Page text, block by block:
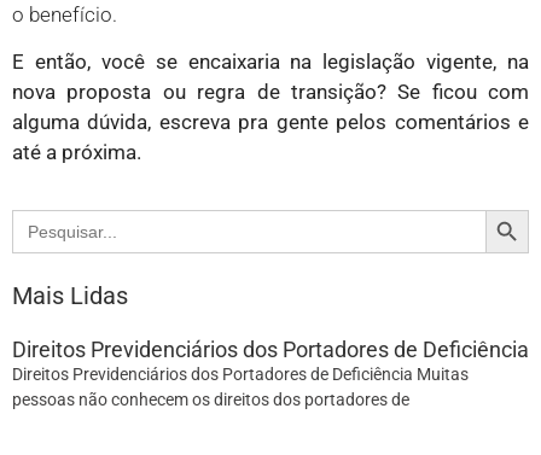
o benefício.
E então, você se encaixaria na legislação vigente, na
nova proposta ou regra de transição? Se ficou com
alguma dúvida, escreva pra gente pelos comentários e
até a próxima.
Search
for:
Mais Lidas
Direitos Previdenciários dos Portadores de Deficiência
Direitos Previdenciários dos Portadores de Deficiência Muitas
pessoas não conhecem os direitos dos portadores de